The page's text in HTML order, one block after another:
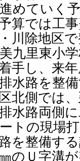
めていく
算では工
川除地区
九里東小
手し、来
水路を整
北側では
水路両側
トの現場
を整備す
のＵ字溝